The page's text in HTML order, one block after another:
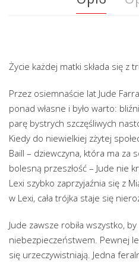
Życie każdej matki składa się z
Przez osiemnaście lat Jude
ponad własne i było warto:
parę bystrych szczęśliwych
Kiedy do niewielkiej zżytej
Baill – dziewczyna, która ma za
bolesną przeszłość – Jude nie
Lexi szybko zaprzyjaźnia się z
w Lexi, cała trójka staje się
Jude zawsze robiła wszystko,
niebezpieczeństwem. Pewnej
się urzeczywistniają. Jedna